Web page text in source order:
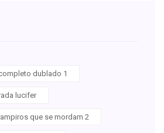
dublado 1
lucifer
que se mordam 2